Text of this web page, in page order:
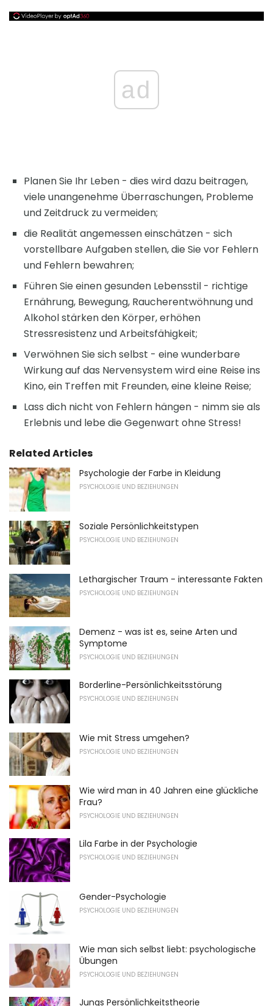
ad
Planen Sie Ihr Leben - dies wird dazu beitragen,
viele unangenehme Überraschungen, Probleme
und Zeitdruck zu vermeiden;
die Realität angemessen einschätzen - sich
vorstellbare Aufgaben stellen, die Sie vor Fehlern
und Fehlern bewahren;
Führen Sie einen gesunden Lebensstil - richtige
Ernährung, Bewegung, Raucherentwöhnung und
Alkohol stärken den Körper, erhöhen
Stressresistenz und Arbeitsfähigkeit;
Verwöhnen Sie sich selbst - eine wunderbare
Wirkung auf das Nervensystem wird eine Reise ins
Kino, ein Treffen mit Freunden, eine kleine Reise;
Lass dich nicht von Fehlern hängen - nimm sie als
Erlebnis und lebe die Gegenwart ohne Stress!
Related Articles
Psychologie der Farbe in Kleidung
PSYCHOLOGIE UND BEZIEHUNGEN
Soziale Persönlichkeitstypen
PSYCHOLOGIE UND BEZIEHUNGEN
Lethargischer Traum - interessante Fakten
PSYCHOLOGIE UND BEZIEHUNGEN
Demenz - was ist es, seine Arten und
Symptome
PSYCHOLOGIE UND BEZIEHUNGEN
Borderline-Persönlichkeitsstörung
PSYCHOLOGIE UND BEZIEHUNGEN
Wie mit Stress umgehen?
PSYCHOLOGIE UND BEZIEHUNGEN
Wie wird man in 40 Jahren eine glückliche
Frau?
PSYCHOLOGIE UND BEZIEHUNGEN
Lila Farbe in der Psychologie
PSYCHOLOGIE UND BEZIEHUNGEN
Gender-Psychologie
PSYCHOLOGIE UND BEZIEHUNGEN
Wie man sich selbst liebt: psychologische
Übungen
PSYCHOLOGIE UND BEZIEHUNGEN
Jungs Persönlichkeitstheorie